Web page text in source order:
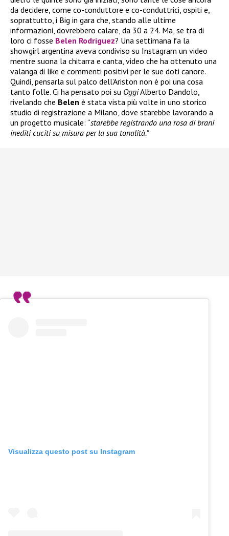
da decidere, come co-conduttore e co-conduttrici, ospiti e,
soprattutto, i Big in gara che, stando alle ultime
informazioni, dovrebbero calare, da 30 a 24. Ma, se tra di
loro ci fosse Belen Rodriguez? Una settimana fa la
showgirl argentina aveva condiviso su Instagram un video
mentre suona la chitarra e canta, video che ha ottenuto una
valanga di like e commenti positivi per le sue doti canore.
Quindi, pensarla sul palco dell’Ariston non è poi una cosa
tanto folle. Ci ha pensato poi su OggiAlberto Dandolo,
rivelando che Belen è stata vista più volte in uno storico
studio di registrazione a Milano, dove starebbe lavorando a
un progetto musicale: “starebbe registrando una rosa di brani
inediti cuciti su misura per la sua tonalità.”
Visualizza questo post su Instagram